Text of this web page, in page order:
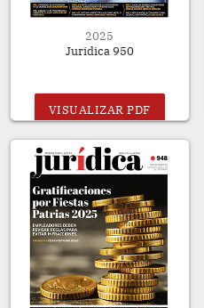
2025
Juridica 950
VISUALIZAR PDF